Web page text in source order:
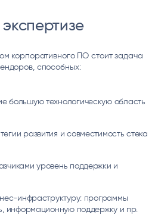
корпоративного ПО стоит задача
способных:
большую технологическую область
развития и совместимость стека
уровень поддержки и
инфраструктуру: программы
информационную поддержку и пр.